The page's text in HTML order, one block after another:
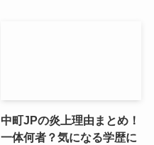
中町JPの炎上理由まとめ！
一体何者？気になる学歴に